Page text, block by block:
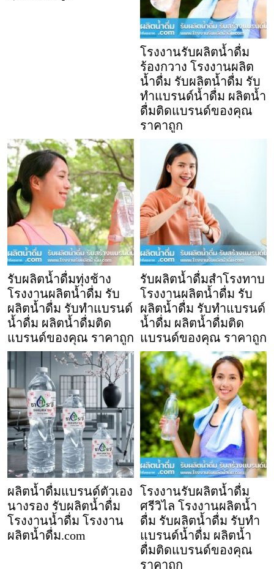
โรงงานรับผลิตน้ำดื่ม
ร้องกวาง โรงงานผลิต
น้ำดื่ม รับผลิตน้ำดื่ม รับ
ทำแบรนด์น้ำดื่ม ผลิตน้ำ
ดื่มติดแบรนด์ของคุณ
ราคาถูก
รับผลิตน้ำดื่มทุ่งช้าง
โรงงานผลิตน้ำดื่ม รับ
ผลิตน้ำดื่ม รับทำแบรนด์
น้ำดื่ม ผลิตน้ำดื่มติด
แบรนด์ของคุณ ราคาถูก
รับผลิตน้ำดื่มสำโรงทาบ
โรงงานผลิตน้ำดื่ม รับ
ผลิตน้ำดื่ม รับทำแบรนด์
น้ำดื่ม ผลิตน้ำดื่มติด
แบรนด์ของคุณ ราคาถูก
ผลิตน้ำดื่มแบรนด์ตัวเอง
นางรอง รับผลิตน้ำดื่ม
โรงงานน้ำดื่ม โรงงาน
ผลิตน้ำดื่ม.com
โรงงานรับผลิตน้ำดื่ม
ศรีวิไล โรงงานผลิตน้ำ
ดื่ม รับผลิตน้ำดื่ม รับทำ
แบรนด์น้ำดื่ม ผลิตน้ำ
ดื่มติดแบรนด์ของคุณ
ราคาถูก